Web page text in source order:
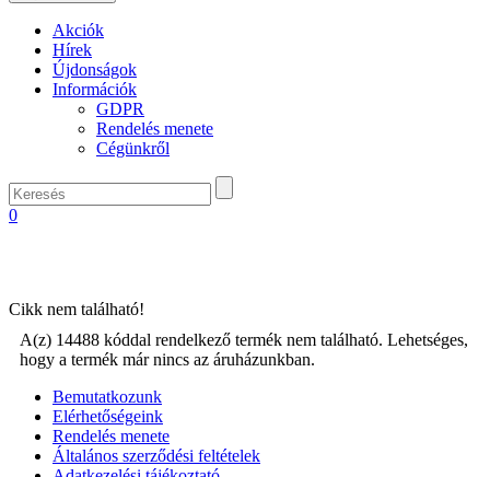
Akciók
Hírek
Újdonságok
Információk
GDPR
Rendelés menete
Cégünkről
0
Cikk nem található!
A(z) 14488 kóddal rendelkező termék nem található. Lehetséges,
hogy a termék már nincs az áruházunkban.
Bemutatkozunk
Elérhetőségeink
Rendelés menete
Általános szerződési feltételek